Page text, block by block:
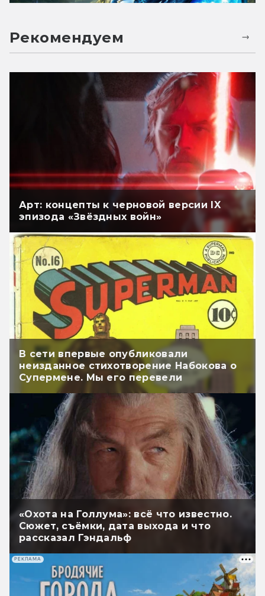
Рекомендуем
Арт: концепты к черновой версии IX
эпизода «Звёздных войн»
В сети впервые опубликовали
неизданное стихотворение Набокова о
Супермене. Мы его перевели
«Охота на Голлума»: всё что известно.
Сюжет, съёмки, дата выхода и что
рассказал Гэндальф
РЕКЛАМА